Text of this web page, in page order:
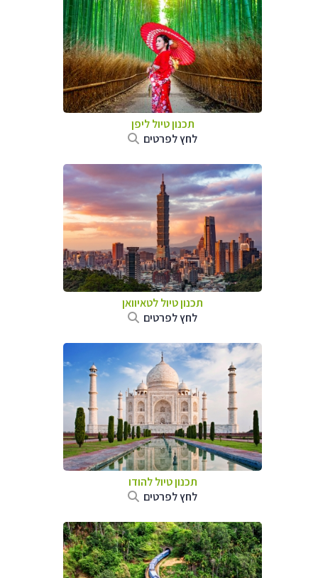
תכנון טיולליפן
לחץ לפרטים
תכנון טיוללטאיוואן
לחץ לפרטים
תכנון טיוללהודו
לחץ לפרטים